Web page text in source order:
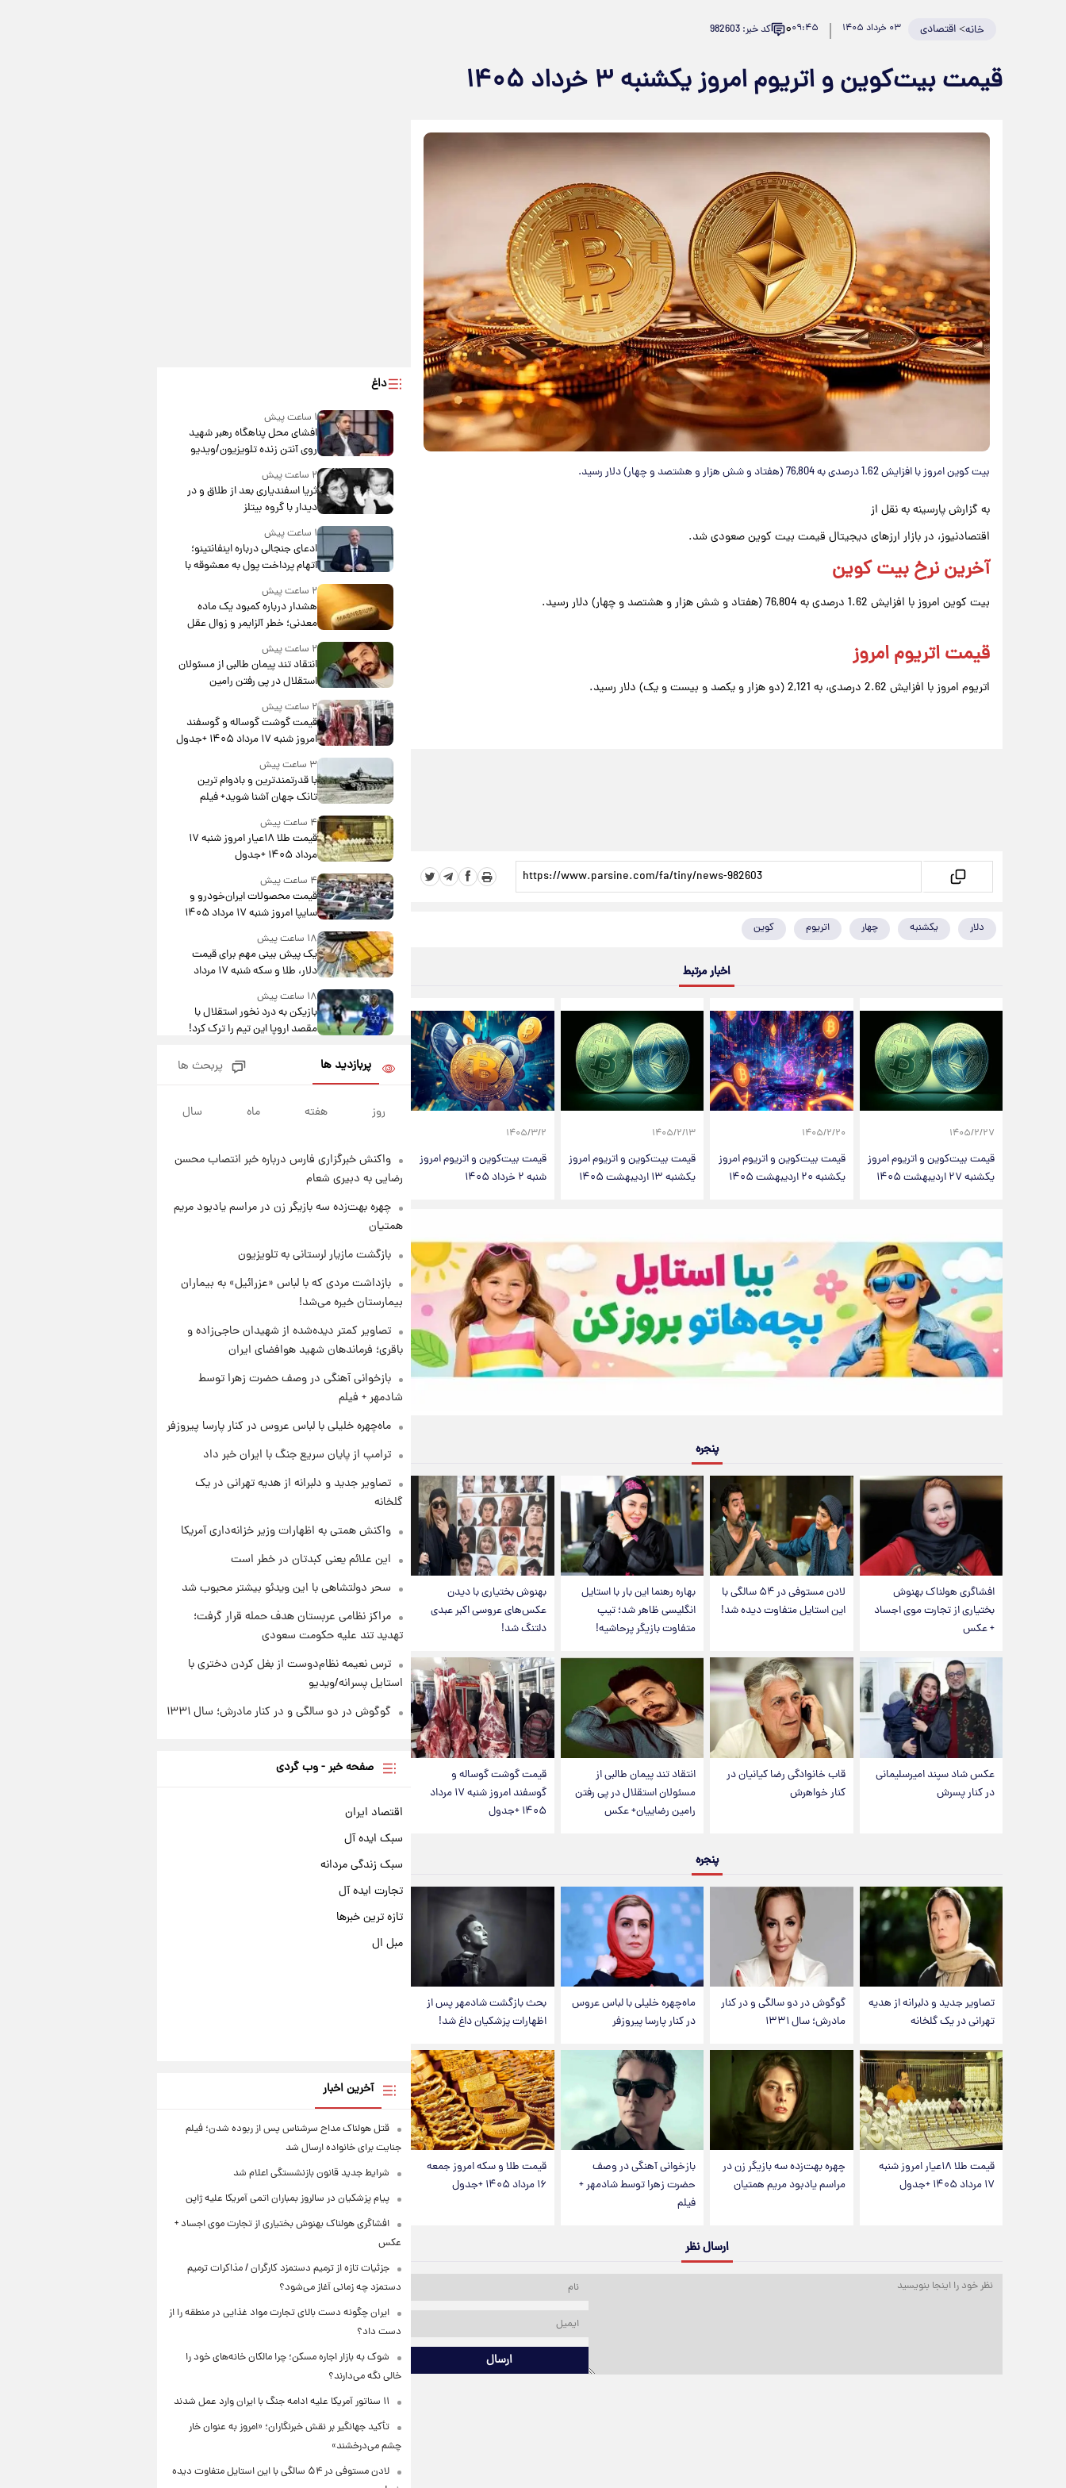
خانه>اقتصادی ۰۳ خرداد ۱۴۰۵ ۰۹:۴۵۰ کد خبر: 982603
قیمت بیت‌کوین و اتریوم امروز یکشنبه ۳ خرداد ۱۴۰۵
بیت کوین امروز با افزایش 1.62 درصدی به 76,804 (هفتاد و شش هزار و هشتصد و چهار) دلار رسید.
به گزارش پارسینه به نقل از
اقتصادنیوز، در بازار ارزهای دیجیتال قیمت بیت کوین صعودی شد.
آخرین نرخ بیت کوین
بیت کوین امروز با افزایش 1.62 درصدی به 76,804 (هفتاد و شش هزار و هشتصد و چهار) دلار رسید.
قیمت اتریوم امروز
اتریوم امروز با افزایش 2.62 درصدی، به 2,121 (دو هزار و یکصد و بیست و یک) دلار رسید.
دلار یکشنبه چهار اتریوم کوین
اخبار مرتبط
۱۴۰۵/۲/۲۷
قیمت بیت‌کوین و اتریوم امروز
یکشنبه ۲۷ اردیبهشت ۱۴۰۵
۱۴۰۵/۲/۲۰
قیمت بیت‌کوین و اتریوم امروز
یکشنبه ۲۰ اردیبهشت ۱۴۰۵
۱۴۰۵/۲/۱۳
قیمت بیت‌کوین و اتریوم امروز
یکشنبه ۱۳ اردیبهشت ۱۴۰۵
۱۴۰۵/۳/۲
قیمت بیت‌کوین و اتریوم امروز
شنبه ۲ خرداد ۱۴۰۵
پنجره
افشاگری هولناک بهنوش
بختیاری از تجارت موی اجساد
+ عکس
لادن مستوفی در ۵۴ سالگی با
این استایل متفاوت دیده شد!
بهاره رهنما این بار با استایل
انگلیسی ظاهر شد؛ تیپ
متفاوت بازیگر پرحاشیه!
بهنوش بختیاری با دیدن
عکس‌های عروسی اکبر عبدی
دلتنگ شد!
عکس شاد سپند امیرسلیمانی
در کنار پسرش
قاب خانوادگی رضا کیانیان در
کنار خواهرش
انتقاد تند پیمان طالبی از
مسئولان استقلال در پی رفتن
رامین رضاییان+ عکس
قیمت گوشت گوساله و
گوسفند امروز شنبه ۱۷ مرداد
۱۴۰۵ +جدول
پنجره
تصاویر جدید و دلبرانه از هدیه
تهرانی در یک گلخانه
گوگوش در دو سالگی و در کنار
مادرش؛ سال ۱۳۳۱
ماه‌چهره خلیلی با لباس عروس
در کنار پارسا پیروزفر
بحث بازگشت شادمهر پس از
اظهارات پزشکیان داغ شد!
قیمت طلا ۱۸عیار امروز شنبه
۱۷ مرداد ۱۴۰۵ +جدول
چهره بهت‌زده سه بازیگر زن در
مراسم یادبود مریم همتیان
بازخوانی آهنگی در وصف
حضرت زهرا توسط شادمهر +
فیلم
قیمت طلا و سکه امروز جمعه
۱۶ مرداد ۱۴۰۵ +جدول
ارسال نظر
ارسال
داغ
۱ ساعت پیش
افشای محل پناهگاه‌ رهبر شهید
روی آنتن زنده تلویزیون/ویدیو
۲ ساعت پیش
ثریا اسفندیاری بعد از طلاق و در
دیدار با گروه بیتلز
۱ ساعت پیش
ادعای جنجالی درباره اینفانتینو؛
اتهام پرداخت پول به معشوقه با
۲ ساعت پیش
هشدار درباره کمبود یک ماده
معدنی؛ خطر آلزایمر و زوال عقل
۲ ساعت پیش
انتقاد تند پیمان طالبی از مسئولان
استقلال در پی رفتن رامین
۲ ساعت پیش
قیمت گوشت گوساله و گوسفند
امروز شنبه ۱۷ مرداد ۱۴۰۵ +جدول
۳ ساعت پیش
با قدرتمندترین و بادوام ترین
تانک جهان آشنا شوید+ فیلم
۴ ساعت پیش
قیمت طلا ۱۸عیار امروز شنبه ۱۷
مرداد ۱۴۰۵ +جدول
۴ ساعت پیش
قیمت محصولات ایران‌خودرو و
سایپا امروز شنبه ۱۷ مرداد ۱۴۰۵
۱۸ ساعت پیش
یک پیش ‌بینی مهم برای قیمت
دلار، طلا و سکه شنبه ۱۷ مرداد
۱۴۰۵
۱۸ ساعت پیش
بازیکن به درد نخور استقلال با
مقصد اروپا این تیم را ترک کرد!
تصاویر کمتر دیده‌شده از شهیدان
حاجی‌زاده و باقری؛ فرماندهان
شهید هوافضای ایران
۱ روز پیش
منتشر شد
۱ روز پیش
جدول قیمت ایران‌خودرو امروز
جمعه ۱۶ مرداد؛ قیمت‌ها تغییر کرد
مرداد ۱۴۰۵ +جدول
پربازدید ها پربحث ها
روز هفته ماه سال
واکنش خبرگزاری فارس درباره خبر انتصاب محسن
رضایی به دبیری شعام
چهره بهت‌زده سه بازیگر زن در مراسم یادبود مریم
همتیان
بازگشت مازیار لرستانی به تلویزیون
بازداشت مردی که با لباس «عزرائیل» به بیماران
بیمارستان خیره می‌شد!
تصاویر کمتر دیده‌شده از شهیدان حاجی‌زاده و
باقری؛ فرماندهان شهید هوافضای ایران
بازخوانی آهنگی در وصف حضرت زهرا توسط
شادمهر + فیلم
ماه‌چهره خلیلی با لباس عروس در کنار پارسا پیروزفر
ترامپ از پایان سریع جنگ با ایران خبر داد
تصاویر جدید و دلبرانه از هدیه تهرانی در یک
گلخانه
واکنش همتی به اظهارات وزیر خزانه‌داری آمریکا
این علائم یعنی کبدتان در خطر است
سحر دولتشاهی با این ویدئو بیشتر محبوب شد
مراکز نظامی عربستان هدف حمله قرار گرفت؛
تهدید تند علیه حکومت سعودی
ترس نعیمه نظام‌دوست از بغل کردن دختری با
استایل پسرانه/ویدیو
گوگوش در دو سالگی و در کنار مادرش؛ سال ۱۳۳۱
صفحه خبر - وب گردی
اقتصاد ایران
سبک ایده آل
سبک زندگی مردانه
تجارت ایده آل
تازه ترین خبرها
مبل ال
آخرین اخبار
قتل هولناک مداح سرشناس پس از ربوده شدن؛ فیلم
جنایت برای خانواده ارسال شد
شرایط جدید قانون بازنشستگی اعلام شد
پیام پزشکیان در سالروز بمباران اتمی آمریکا علیه ژاپن
افشاگری هولناک بهنوش بختیاری از تجارت موی اجساد +
عکس
جزئیات تازه از ترمیم دستمزد کارگران / مذاکرات ترمیم
دستمزد چه زمانی آغاز می‌شود؟
ایران چگونه دست بالای تجارت مواد غذایی در منطقه را از
دست داد؟
شوک به بازار اجاره مسکن؛ چرا مالکان خانه‌های خود را
خالی نگه می‌دارند؟
۱۱ سناتور آمریکا علیه ادامه جنگ با ایران وارد عمل شدند
تأکید جهانگیر بر نقش خبرنگاران؛ «امروز به عنوان خار
چشم می‌درخشند»
لادن مستوفی در ۵۴ سالگی با این استایل متفاوت دیده